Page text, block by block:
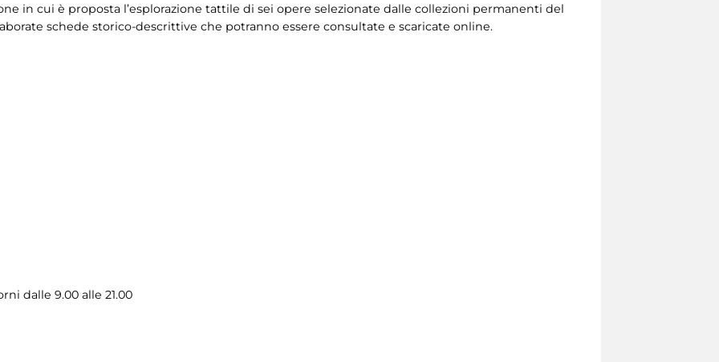
in cui è proposta l’esplorazione tattile di sei opere selezionate dalle collezioni permanenti del
schede storico-descrittive che potranno essere consultate e scaricate online.
dalle 9.00 alle 21.00